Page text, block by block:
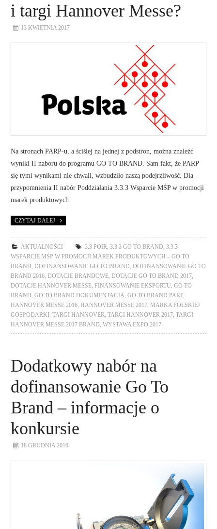
PROEXIO
i targi Hannover Messe?
13 KWIETNIA 2017
Na stronach PARP-u, a ściślej na jednej z podstron, można znaleźć
wyniki II naboru do programu GO TO BRAND. Sam fakt, że PARP
się tymi wynikami nie chwali, wzbudziło naszą podejrzliwość. Dla
przypomnienia II nabór Poddziałania 3.3.3 Wsparcie MŚP w promocji
marek produktowych
CZYTAJ DALEJ
AKTUALNOŚCI 3.3 POIR ,3.3.3 GO TO BRAND ,3.3.3
WSPARCIE MŚP W PROMOCJI MAREK PRODUKTOWYCH – GO TO
BRAND
DOFINANSOWANIE GO TO BRAND
DOFINANSOWANIE GO TO
BRAND 2016
DOTACJE BRANDOWE DOTACJE GO TO BRAND 2017
DOTACJE HANNOVER MESSE
FINANSOWANIE EKSPORTU ,GO TO
BRAND ,GO TO BRAND DOKUMENTACJA ,GO TO BRAND PARP
HANNOVER MESSE 2016
HANNOVER MESSE 2017
MARKA POLSKIEJ
GOSPODARKI
,TARGI HANNOVER ,TARGI HANNOVER 2017 ,TARGI
HANNOVER MESSE 2017 BRAND
WYSTAWA EXPO 2017
Dodatkowy nabór na
dofinansowanie Go To
Brand – informacje o
konkursie
18 GRUDNIA 2016